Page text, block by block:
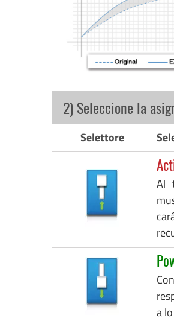
2) Seleccione la
Selettore
Al
a